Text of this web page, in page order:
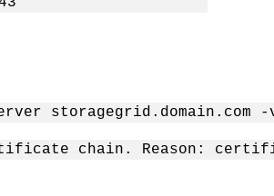
storagegrid.domain.com -
chain. Reason: